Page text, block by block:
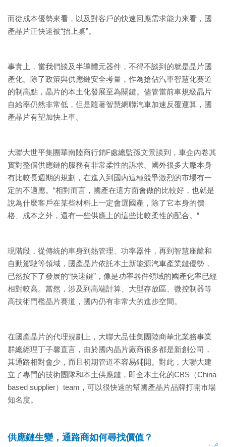
而從成本優勢來看，以及對客戶的快速回應需求能力來看，國
產晶片正快速被“抬上桌”。
事實上，當我們談及半導體元器件，不得不談到的就是晶片國
產化。除了政策與供應鏈安全考量，作為搶佔汽車智慧化賽道
的制高點，晶片的本土化發展至為關鍵。儘管當前車規級晶片
自給率仍然非常低，但是隨著智慧網聯汽車加速反覆運算，國
產晶片有望加快上車。
大聯大世平集團華南陸商行銷F處總監孫文景談到，車企內卷其
實對整個供應鏈的服務有非常柔性的訴求。國外很多大廠本身
有比較長週期的規劃，在進入到國內這種競爭激烈的市場有一
定的不適應。“相對而言，國產在這方面會做的比較好，也就是
說為什麼客戶在某些材料上一定會選國產，除了它本身的價
格、成本之外，還有一些供應上的這些比較柔性的配合。”
現階段，從傳統的車身到熱管理、功率器件，再到智慧座艙和
自動駕駛等領域，國產晶片依託本土新能源汽車產業鏈優勢，
已然按下了發展的“快速鍵”，像是功率器件領域的國產化率已經
相對較高。當然，涉及到高端計算、大型存放區、微控制器等
高技術門檻晶片賽道，國內仍有非常大的進步空間。
在國產晶片的代理規劃上，大聯大品佳集團陸商華北業務事業
群總經理丁子馨直言，由於國內晶片廠商很多都是新創公司，
其通路相對會少，而且初期管道不容易鋪開。對此，大聯大建
立了專門的技術團隊和本土供應鏈，即全本土化的CBS（China
based supplier）team，可以很快速的幫國產晶片品牌打開市場
知名度。
供應鏈生變，通路商如何尋找價值？